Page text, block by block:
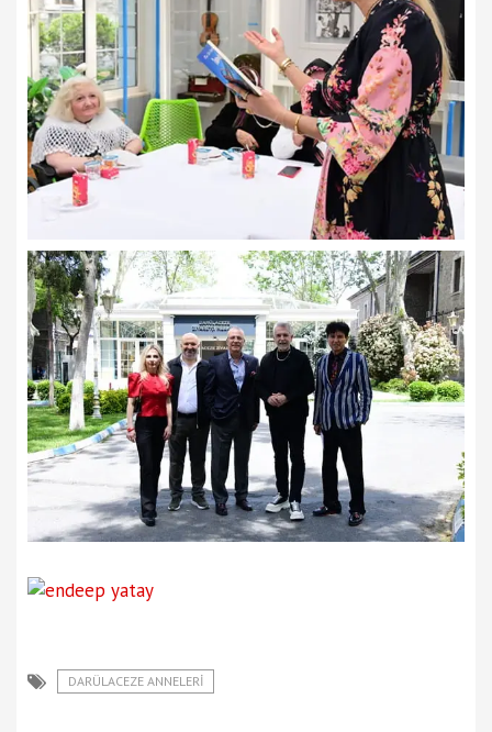
DARÜLACEZE ANNELERI